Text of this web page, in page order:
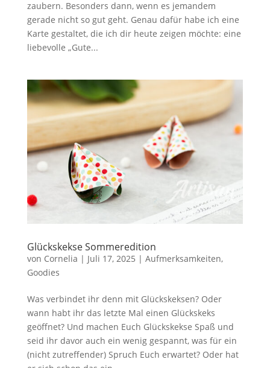
zaubern. Besonders dann, wenn es jemandem
gerade nicht so gut geht. Genau dafür habe ich eine
Karte gestaltet, die ich dir heute zeigen möchte: eine
liebevolle „Gute...
Glückskekse Sommeredition
von Cornelia | Juli 17, 2025 | Aufmerksamkeiten,
Goodies
Was verbindet ihr denn mit Glückskeksen? Oder
wann habt ihr das letzte Mal einen Glückskeks
geöffnet? Und machen Euch Glückskekse Spaß und
seid ihr davor auch ein wenig gespannt, was für ein
(nicht zutreffender) Spruch Euch erwartet? Oder hat